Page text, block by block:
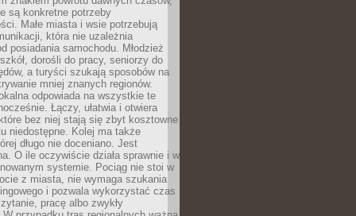
są konkretne potrzeby
Małe miasta i wsie potrzebują
która nie uzależnia
posiadania samochodu. Młodzież
dorośli do pracy, seniorzy do
a turyści szukają sposobów na
mniej znanych regionów.
odpowiada na wszystkie te
Łączy, ułatwia i otwiera
bez niej stają się zbyt kosztowne
niedostępne. Kolej ma także
długo nie doceniano. Jest
O ile oczywiście działa sprawnie i w
systemie. Pociąg nie stoi w
z miasta, nie wymaga szukania
i pozwala wykorzystać czas
pracę albo zwykły